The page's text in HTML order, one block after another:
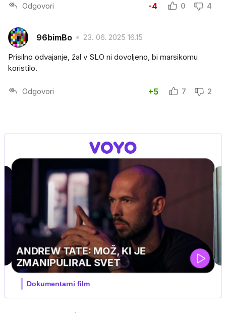
Odgovori -4 0 4
96bimBo 23. 06. 2025 16.15
Prisilno odvajanje, žal v SLO ni dovoljeno, bi marsikomu
koristilo.
Odgovori +5 7 2